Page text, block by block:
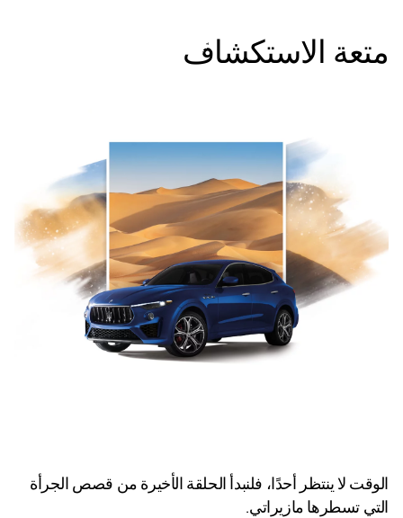
متعة الاستكشاف
الوقت لا ينتظر أحدًا، فلنبدأ الحلقة الأخيرة من قصص الجرأة
التي تسطرها مازيراتي.